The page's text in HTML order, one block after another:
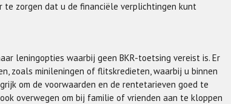
te zorgen dat u de financiële verplichtingen kunt
leningopties waarbij geen BKR-toetsing vereist is. Er
zoals minileningen of flitskredieten, waarbij u binnen
om de voorwaarden en de rentetarieven goed te
overwegen om bij familie of vrienden aan te kloppen